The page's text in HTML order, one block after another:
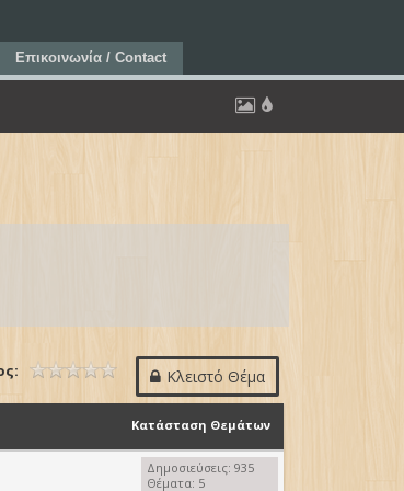
Επικοινωνία / Contact
Κλειστό Θέμα
Κατάσταση Θεμάτων
Δημοσιεύσεις: 935
Θέματα: 5